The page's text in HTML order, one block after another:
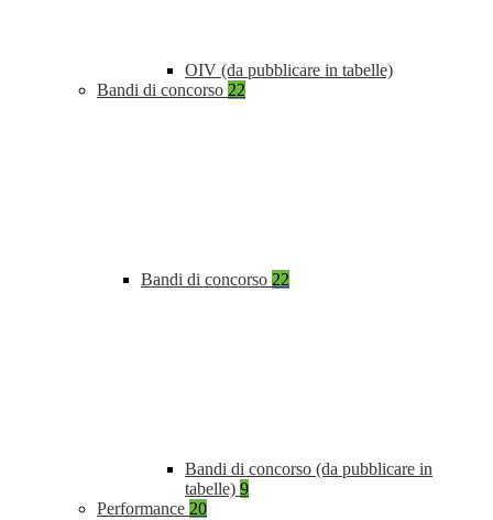
OIV (da pubblicare in tabelle)
Bandi di concorso 22
Bandi di concorso 22
Bandi di concorso (da pubblicare in
tabelle) 9
Performance 20